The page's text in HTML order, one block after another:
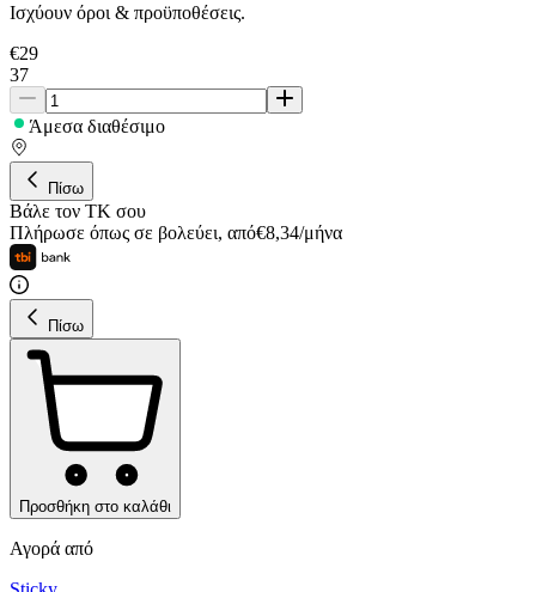
Ισχύουν όροι & προϋποθέσεις.
€29
37
Άμεσα διαθέσιμο
Πίσω
Βάλε τον ΤΚ σου
Πλήρωσε όπως σε βολεύει, από€8,34/μήνα
Πίσω
Προσθήκη στο καλάθι
Αγορά από